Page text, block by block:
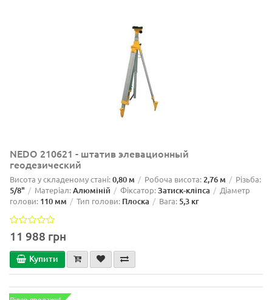
NEDO 210621 - штатив элевационный
геодезический
Висота у складеному стані:0,80 м Робоча висота:2,76 м Різьба:
5/8" Матеріал:Алюміній Фіксатор:Затиск-кліпса
Діаметр
голови: 110 мм Тип голови: Плоска Вага: 5,3 кг
11 988 грн
Купити